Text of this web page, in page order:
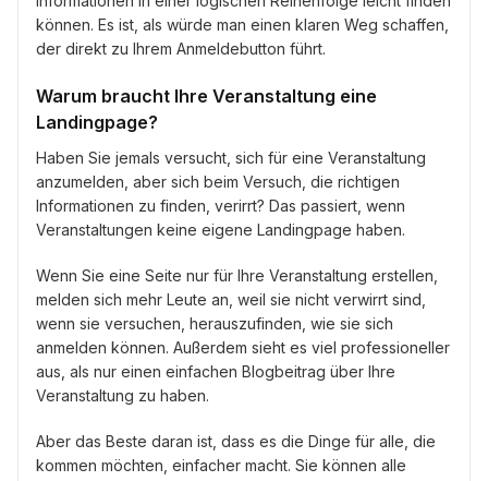
können. Es ist, als würde man einen klaren Weg schaffen,
der direkt zu Ihrem Anmeldebutton führt.
Warum braucht Ihre Veranstaltung eine
Landingpage?
Haben Sie jemals versucht, sich für eine Veranstaltung
anzumelden, aber sich beim Versuch, die richtigen
Informationen zu finden, verirrt? Das passiert, wenn
Veranstaltungen keine eigene Landingpage haben.
Wenn Sie eine Seite nur für Ihre Veranstaltung erstellen,
melden sich mehr Leute an, weil sie nicht verwirrt sind,
wenn sie versuchen, herauszufinden, wie sie sich
anmelden können. Außerdem sieht es viel professioneller
aus, als nur einen einfachen Blogbeitrag über Ihre
Veranstaltung zu haben.
Aber das Beste daran ist, dass es die Dinge für alle, die
kommen möchten, einfacher macht. Sie können alle